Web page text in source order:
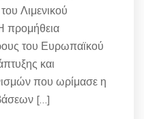
Λιμενικού
προμήθεια
του Ευρωπαϊκού
και
που ωρίμασε η
[…]